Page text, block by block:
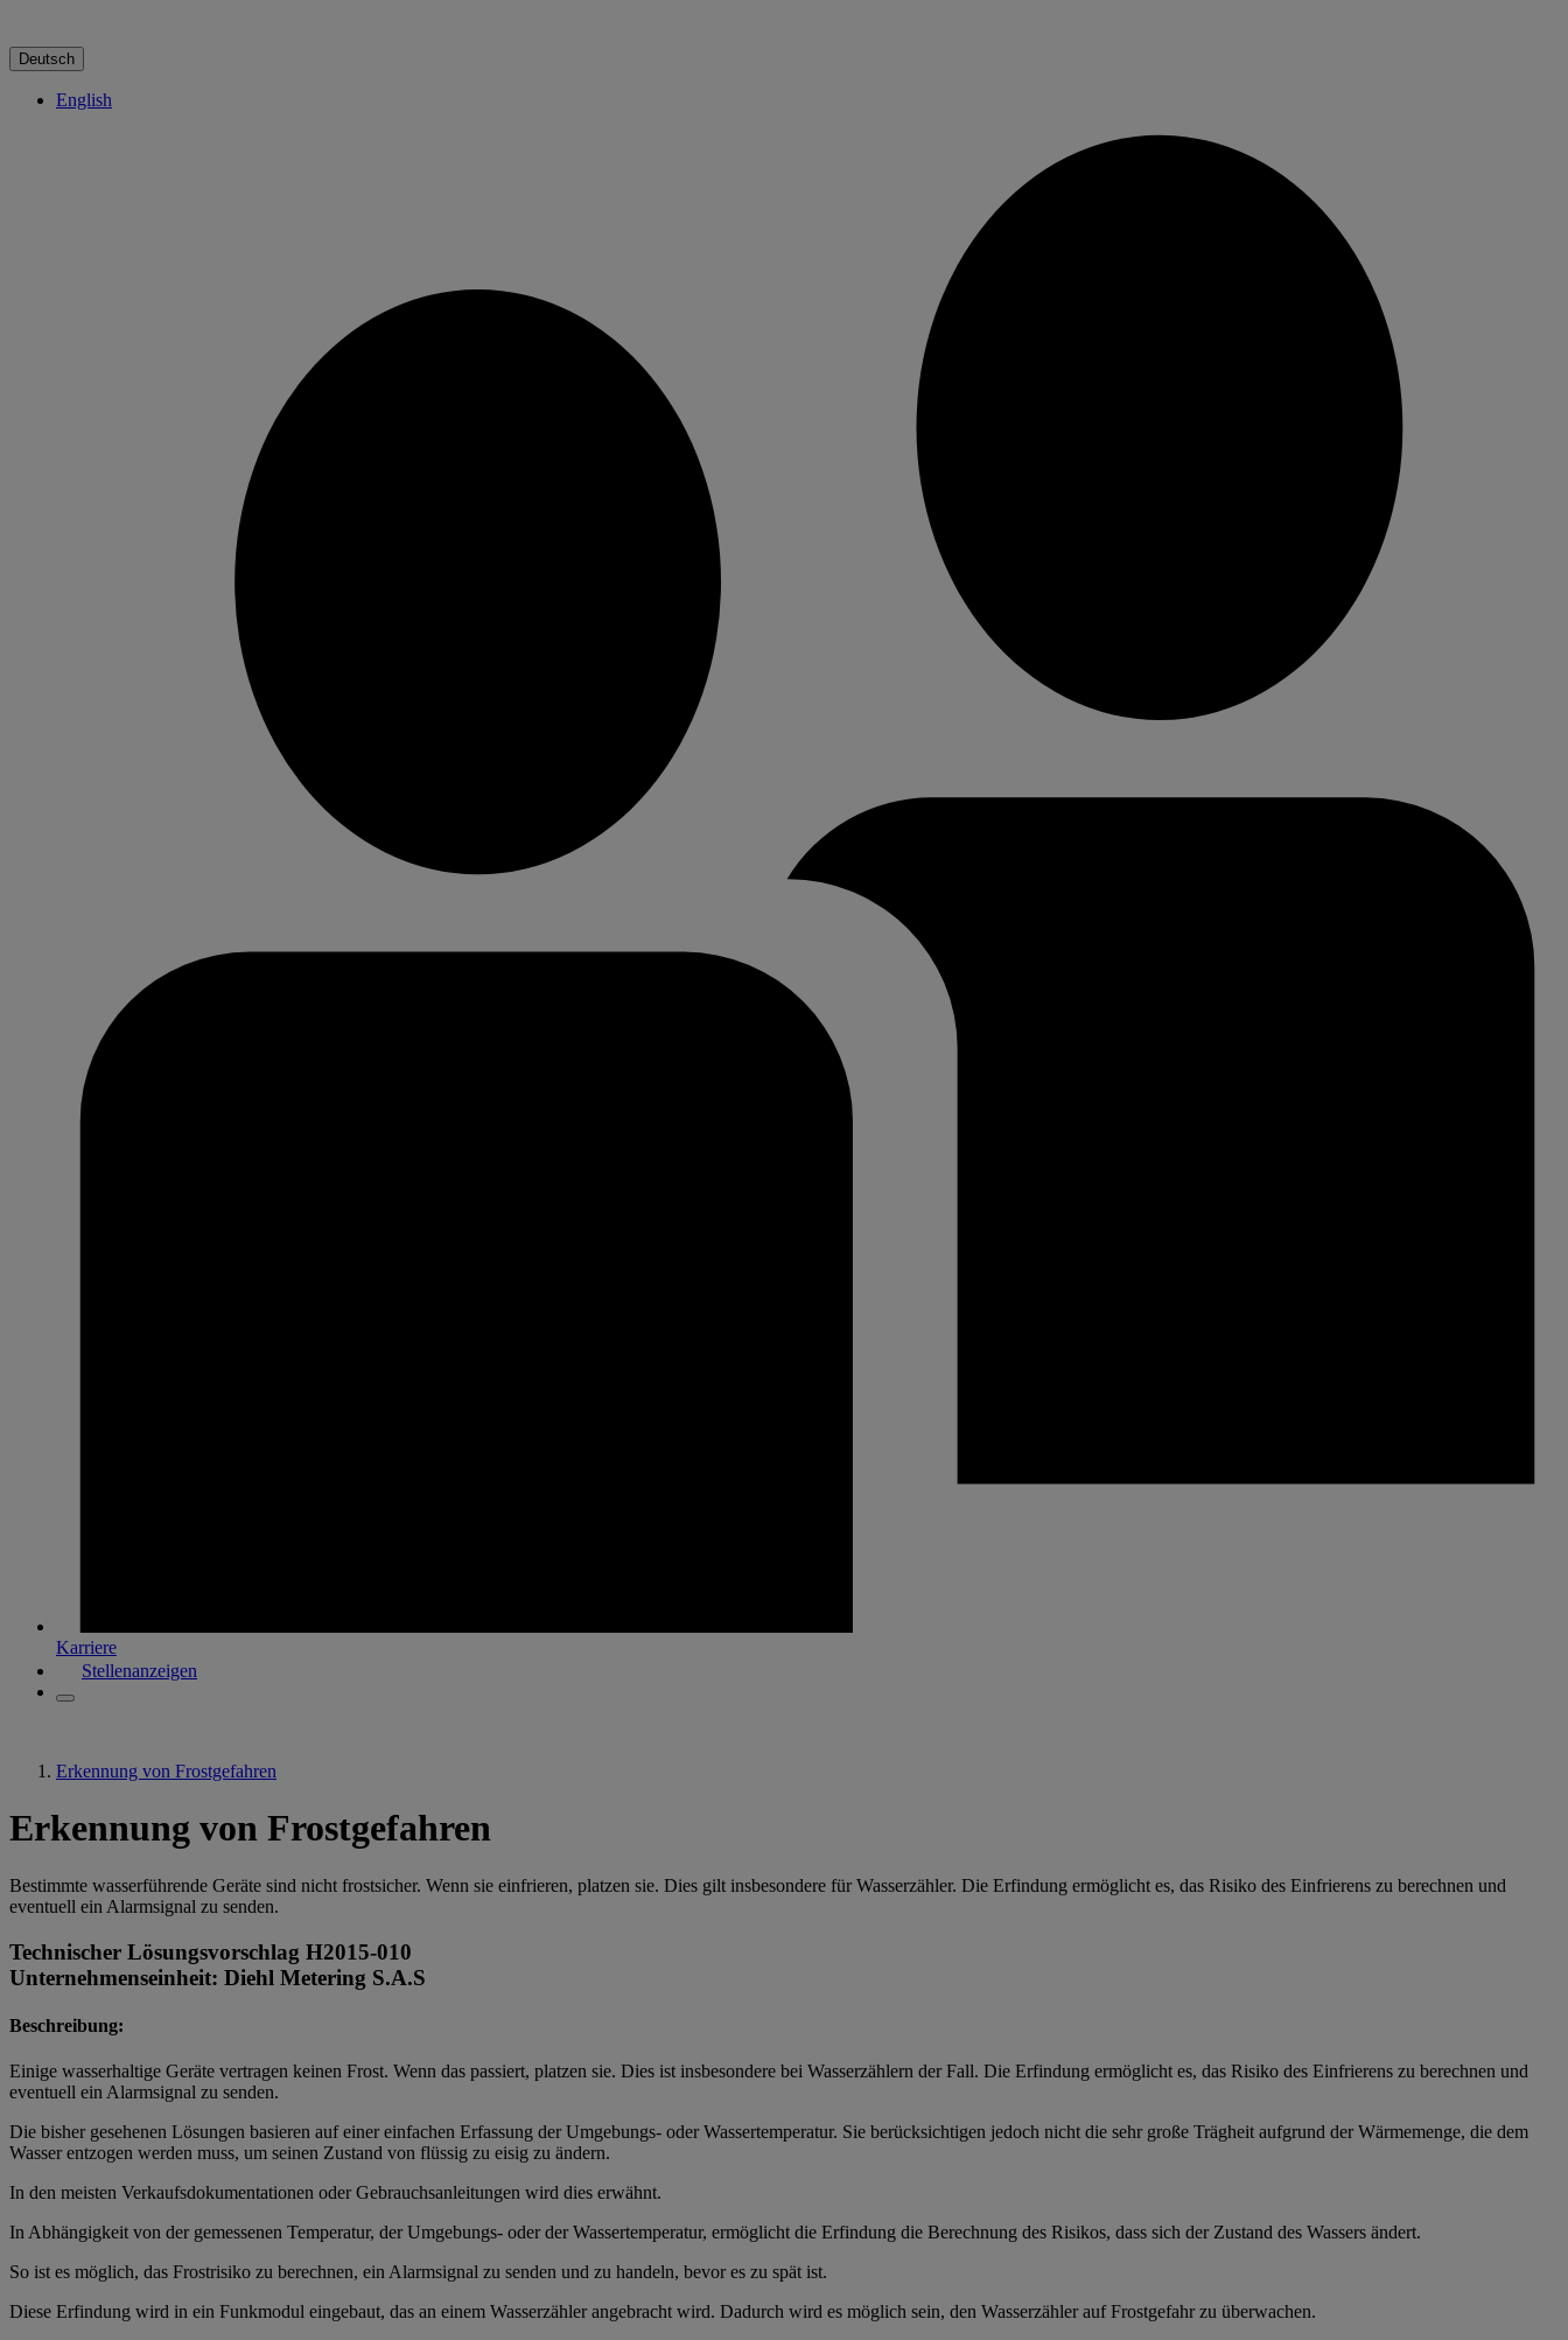
Deutsch
English
Karriere
Stellenanzeigen
Erkennung von Frostgefahren
Erkennung von Frostgefahren
Bestimmte wasserführende Geräte sind nicht frostsicher. Wenn sie einfrieren, platzen sie. Dies gilt insbesondere für Wasserzähler. Die Erfindung ermöglicht es, das Risiko des Einfrierens zu berechnen und
eventuell ein Alarmsignal zu senden.
Technischer Lösungsvorschlag H2015-010
Unternehmenseinheit: Diehl Metering S.A.S
Beschreibung:
Einige wasserhaltige Geräte vertragen keinen Frost. Wenn das passiert, platzen sie. Dies ist insbesondere bei Wasserzählern der Fall. Die Erfindung ermöglicht es, das Risiko des Einfrierens zu berechnen und
eventuell ein Alarmsignal zu senden.
Die bisher gesehenen Lösungen basieren auf einer einfachen Erfassung der Umgebungs- oder Wassertemperatur. Sie berücksichtigen jedoch nicht die sehr große Trägheit aufgrund der Wärmemenge, die dem
Wasser entzogen werden muss, um seinen Zustand von flüssig zu eisig zu ändern.
In den meisten Verkaufsdokumentationen oder Gebrauchsanleitungen wird dies erwähnt.
In Abhängigkeit von der gemessenen Temperatur, der Umgebungs- oder der Wassertemperatur, ermöglicht die Erfindung die Berechnung des Risikos, dass sich der Zustand des Wassers ändert.
So ist es möglich, das Frostrisiko zu berechnen, ein Alarmsignal zu senden und zu handeln, bevor es zu spät ist.
Diese Erfindung wird in ein Funkmodul eingebaut, das an einem Wasserzähler angebracht wird. Dadurch wird es möglich sein, den Wasserzähler auf Frostgefahr zu überwachen.